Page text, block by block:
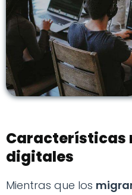
Características
digitales
Mientras que los